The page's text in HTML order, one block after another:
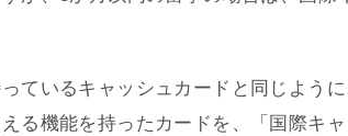
ているキャッシュカードと同じよう
る機能を持ったカードを、「国際キ